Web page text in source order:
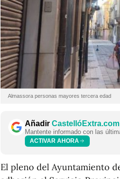
Almassora personas mayores tercera edad
Añadir CastellóExtra.com
Mantente informado con las
ACTIVAR AHORA
El pleno del Ayuntamiento